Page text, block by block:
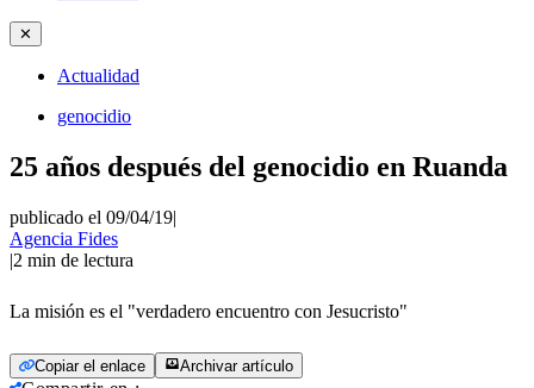
✕
Actualidad
genocidio
25 años después del genocidio en Ruanda
publicado el 09/04/19|
Agencia Fides
|2 min de lectura
La misión es el "verdadero encuentro con Jesucristo"
Copiar el enlace Archivar artículo